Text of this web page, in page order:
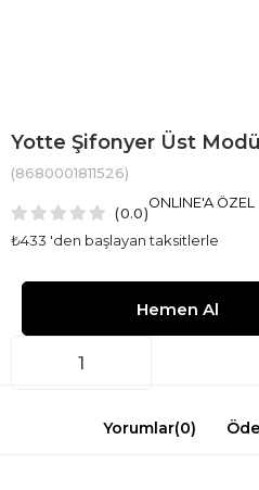
Yotte Şifonyer Üst Modül
(8680001811526)
0.0
₺433 'den başlayan taksitlerle
ONLINE'A ÖZEL
Yorumlar(0)